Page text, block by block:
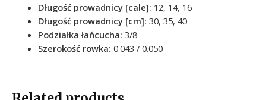
Długość prowadnicy [cale]: 12, 14, 16
Długość prowadnicy [cm]: 30, 35, 40
Podziałka łańcucha: 3/8
Szerokość rowka: 0.043 / 0.050